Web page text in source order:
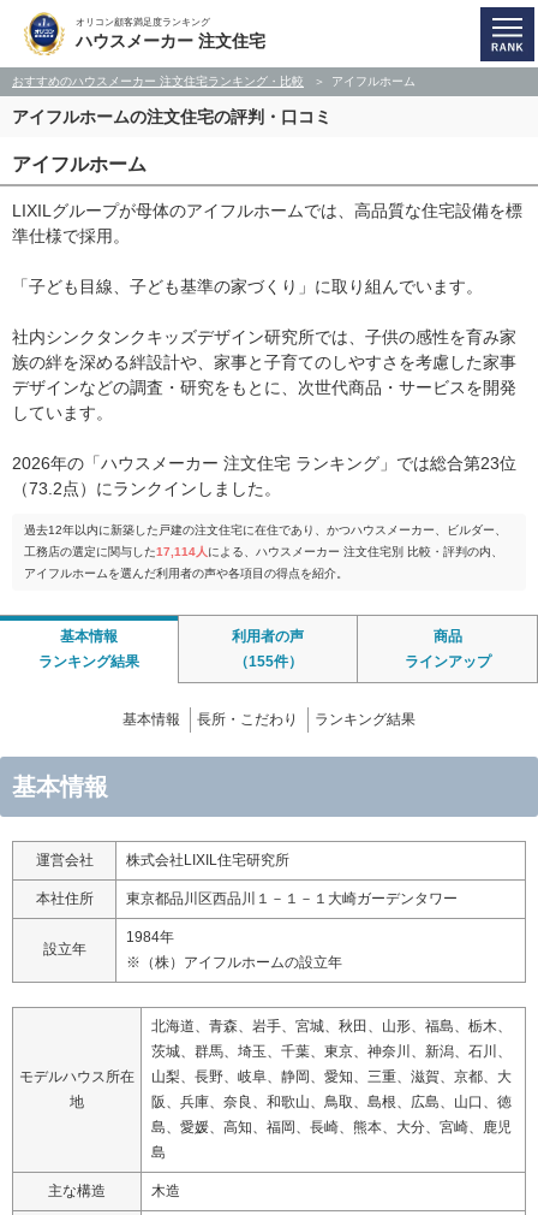
オリコン顧客満足度ランキング
ハウスメーカー 注文住宅
おすすめのハウスメーカー 注文住宅ランキング・比較 アイフルホーム
アイフルホームの注文住宅の評判・口コミ
アイフルホーム
LIXILグループが母体のアイフルホームでは、高品質な住宅設備を標
準仕様で採用。
「子ども目線、子ども基準の家づくり」に取り組んでいます。
社内シンクタンクキッズデザイン研究所では、子供の感性を育み家
族の絆を深める絆設計や、家事と子育てのしやすさを考慮した家事
デザインなどの調査・研究をもとに、次世代商品・サービスを開発
しています。
2026年の「ハウスメーカー 注文住宅 ランキング」では総合第23位
（73.2点）にランクインしました。
過去12年以内に新築した戸建の注文住宅に在住であり、かつハウスメーカー、ビルダー、
工務店の選定に関与した17,114人 による、ハウスメーカー 注文住宅別 比較・評判の内、
アイフルホームを選んだ利用者の声や各項目の得点を紹介。
基本情報
ランキング結果
利用者の声
（155件）
商品
ラインアップ
基本情報 長所・こだわり ランキング結果
基本情報
運営会社 株式会社LIXIL住宅研究所
本社住所 東京都品川区西品川１－１－１大崎ガーデンタワー
設立年
1984年
※（株）アイフルホームの設立年
モデルハウス所在
地
北海道、青森、岩手、宮城、秋田、山形、福島、栃木、
茨城、群馬、埼玉、千葉、東京、神奈川、新潟、石川、
山梨、長野、岐阜、静岡、愛知、三重、滋賀、京都、大
阪、兵庫、奈良、和歌山、鳥取、島根、広島、山口、徳
島、愛媛、高知、福岡、長崎、熊本、大分、宮崎、鹿児
島
主な構造 木造